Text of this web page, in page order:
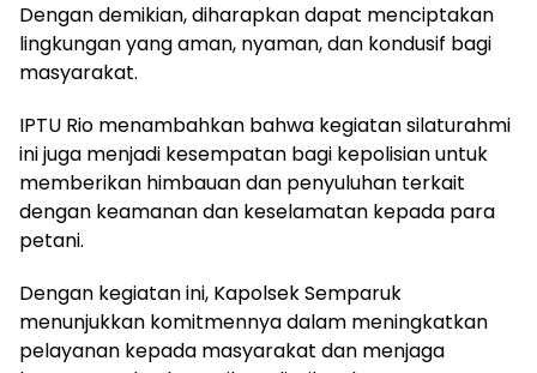
Dengan demikian, diharapkan dapat menciptakan
lingkungan yang aman, nyaman, dan kondusif bagi
masyarakat.
IPTU Rio menambahkan bahwa kegiatan silaturahmi
ini juga menjadi kesempatan bagi kepolisian untuk
memberikan himbauan dan penyuluhan terkait
dengan keamanan dan keselamatan kepada para
petani.
Dengan kegiatan ini, Kapolsek Semparuk
menunjukkan komitmennya dalam meningkatkan
pelayanan kepada masyarakat dan menjaga